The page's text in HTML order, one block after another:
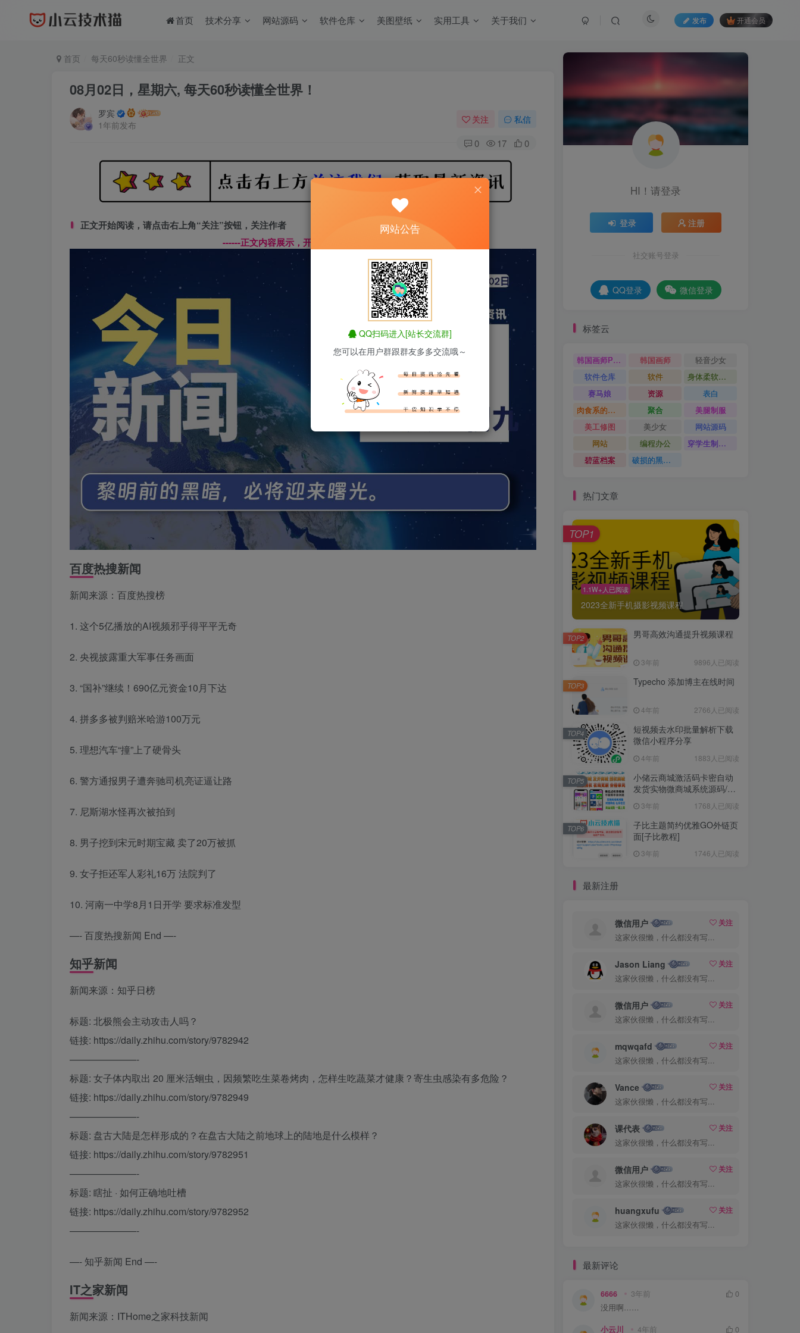
首页 技术分享 网站源码 软件仓库 美图壁纸 实用工具 关于我们 发布 开通会员
首页 每天60秒读懂全世界 正文
08月02日，星期六, 每天60秒读懂全世界！
罗宾
1年前发布
关注 私信
0 17 0
正文开始阅读，请点击右上角“关注”按钮，关注作者
------正文内容展示，开始汲取新知识------
百度热搜新闻
新闻来源：百度热搜榜
1. 这个5亿播放的AI视频邪乎得平平无奇
2. 央视披露重大军事任务画面
3. “国补”继续！690亿元资金10月下达
4. 拼多多被判赔米哈游100万元
5. 理想汽车“撞”上了硬骨头
6. 警方通报男子遭奔驰司机亮证逼让路
7. 尼斯湖水怪再次被拍到
8. 男子挖到宋元时期宝藏 卖了20万被抓
9. 女子拒还军人彩礼16万 法院判了
10. 河南一中学8月1日开学 要求标准发型
—- 百度热搜新闻 End —-
知乎新闻
新闻来源：知乎日榜
标题: 北极熊会主动攻击人吗？
链接: https://daily.zhihu.com/story/9782942
———————-
标题: 女子体内取出 20 厘米活蛔虫，因频繁吃生菜卷烤肉，怎样生吃蔬菜才健康？寄生虫感染有多危险？
链接: https://daily.zhihu.com/story/9782949
———————-
标题: 盘古大陆是怎样形成的？在盘古大陆之前地球上的陆地是什么模样？
链接: https://daily.zhihu.com/story/9782951
———————-
标题: 瞎扯 · 如何正确地吐槽
链接: https://daily.zhihu.com/story/9782952
———————-
—- 知乎新闻 End —-
IT之家新闻
新闻来源：ITHome之家科技新闻
HI！请登录
登录 注册
社交账号登录
QQ登录 微信登录
标签云
韩国画师POR 韩国画师
轻音少女
软件仓库
软件
身体柔软的运动少女
赛马娘
资源
表白
肉食系的金发少女
聚合
美腿制服
美工修图
美少女
网站源码
网站
编程办公
穿学生制服的女孩子
碧蓝档案
破损的黑丝袜
热门文章
1.1W+人已阅读
2023全新手机摄影视频课程
TOP1
男哥高效沟通提升视频课程
3年前 9896人已阅读
TOP2
Typecho 添加博主在线时间
4年前 2766人已阅读
TOP3
短视频去水印批量解析下载
微信小程序分享
4年前 1883人已阅读
TOP4
小储云商城激活码卡密自动
发货实物微商城系统源码/正
3年前 1768人已阅读
TOP5
子比主题简约优雅GO外链页
面[子比教程]
3年前 1746人已阅读
TOP6
最新注册
微信用户
关注
这家伙很懒，什么都没有写...
Jason Liang
关注
这家伙很懒，什么都没有写...
微信用户
关注
这家伙很懒，什么都没有写...
mqwqafd
关注
这家伙很懒，什么都没有写...
Vance
关注
这家伙很懒，什么都没有写...
课代表
关注
这家伙很懒，什么都没有写...
微信用户
关注
这家伙很懒，什么都没有写...
huangxufu
关注
这家伙很懒，什么都没有写...
最新评论
6666 3年前
0
没用啊……
小云川 4年前
0
网站公告
QQ扫码进入[站长交流群]
您可以在用户群跟群友多多交流哦～